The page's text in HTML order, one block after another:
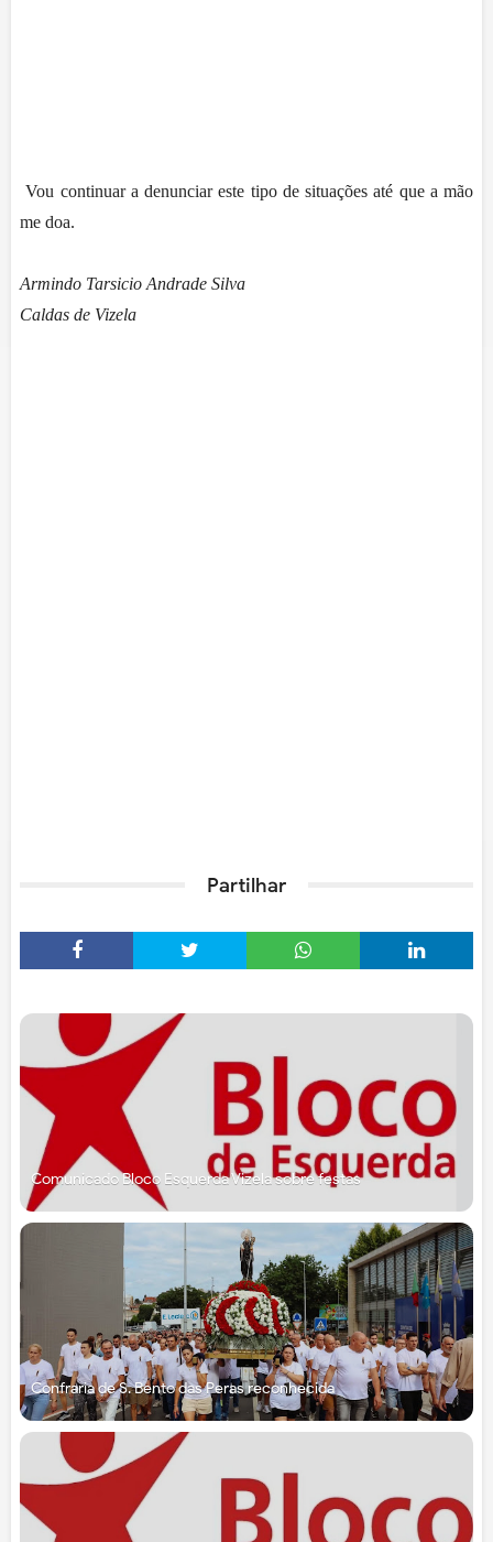
Vou continuar a denunciar este tipo de situações até que a mão
me doa.
Armindo Tarsicio Andrade Silva
Caldas de Vizela
Partilhar
Comunicado Bloco Esquerda Vizela sobre festas
Confraria de S. Bento das Peras reconhecida